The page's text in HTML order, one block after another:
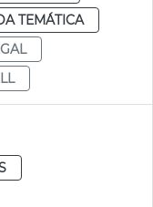
TEMÁTICA